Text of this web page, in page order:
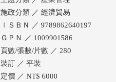
施政分類 ／ 經濟貿易
ＩＳＢＮ ／ 9789862640197
ＧＰＮ ／ 1009901586
頁數/張數/片數 ／ 280
裝訂 ／ 平裝
定價 ／ NT$ 6000